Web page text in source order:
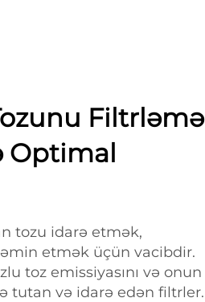
Filtrləmə
Optimal
tozu idarə etmək,
etmək üçün vacibdir.
toz emissiyasını və onun
tutan və idarə edən filtrler.